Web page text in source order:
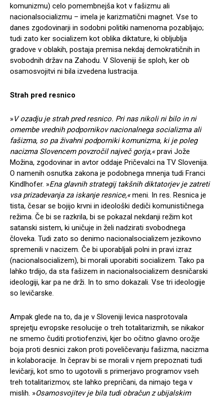
komunizmu) celo pomembnejša kot v fašizmu ali
nacionalsocializmu – imela je karizmatični magnet. Vse to
danes zgodovinarji in sodobni politiki namenoma pozabljajo;
tudi zato ker socializem kot oblika diktature, ki obljublja
gradove v oblakih, postaja premisa nekdaj demokratičnih in
svobodnih držav na Zahodu. V Sloveniji še sploh, ker ob
osamosvojitvi ni bila izvedena lustracija.
Strah pred resnico
»V ozadju je strah pred resnico. Pri nas nikoli ni bilo in ni
omembe vrednih podpornikov nacionalnega socializma ali
fašizma, so pa živahni podporniki komunizma, ki je poleg
nacizma Slovencem povzročil največ gorja,«pravi Jože
Možina, zgodovinar in avtor oddaje Pričevalci na TV Slovenija.
O namenih osnutka zakona je podobnega mnenja tudi Franci
Kindlhofer. »Ena glavnih strategij takšnih diktatorjev je zatreti
vsa prizadevanja za iskanje resnice,«meni. In res. Resnica je
tista, česar se bojijo krvni in ideološki dediči komunističnega
režima. Če bi se razkrila, bi se pokazal nekdanji režim kot
satanski sistem, ki uničuje in želi nadzirati svobodnega
človeka. Tudi zato so denimo nacionalsocializem jezikovno
spremenili v nacizem. Če bi uporabljali polni in pravi izraz
(nacionalsocializem), bi morali uporabiti socializem. Tako pa
lahko trdijo, da sta fašizem in nacionalsocializem desničarski
ideologiji, kar pa ne drži. In to smo dokazali. Vse tri ideologije
so levičarske.
Ampak glede na to, da je v Sloveniji levica nasprotovala
sprejetju evropske resolucije o treh totalitarizmih, se nikakor
ne smemo čuditi protiofenzivi, kjer bo očitno glavno orožje
boja proti desnici zakon proti poveličevanju fašizma, nacizma
in kolaboracije. In čeprav bi se morali v njem prepoznati tudi
levičarji, kot smo to ugotovili s primerjavo programov vseh
treh totalitarizmov, ste lahko prepričani, da nimajo tega v
mislih. »Osamosvojitev je bila tudi obračun z ubijalskim